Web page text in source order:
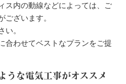
ス内の動線などによっては、ご
ございます。
い。
合わせてベストなプランをご提
うな電気工事がオススメ